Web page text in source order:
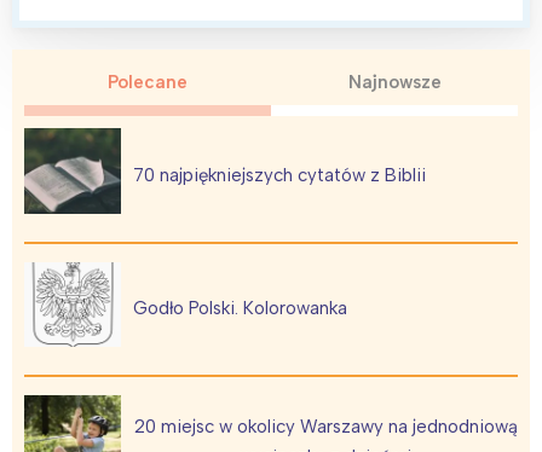
Polecane Najnowsze
70 najpiękniejszych cytatów z Biblii
Godło Polski. Kolorowanka
20 miejsc w okolicy Warszawy na jednodniową